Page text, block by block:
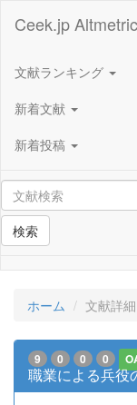
Ceek.jp
文献ランキング
新着文献
新着投稿
検索
ホーム 文献詳細
9 0 0 0
職業による兵役